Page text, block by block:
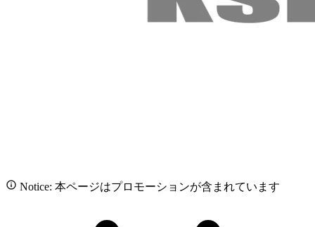
Notice: 本ページはプロモーションが含まれています